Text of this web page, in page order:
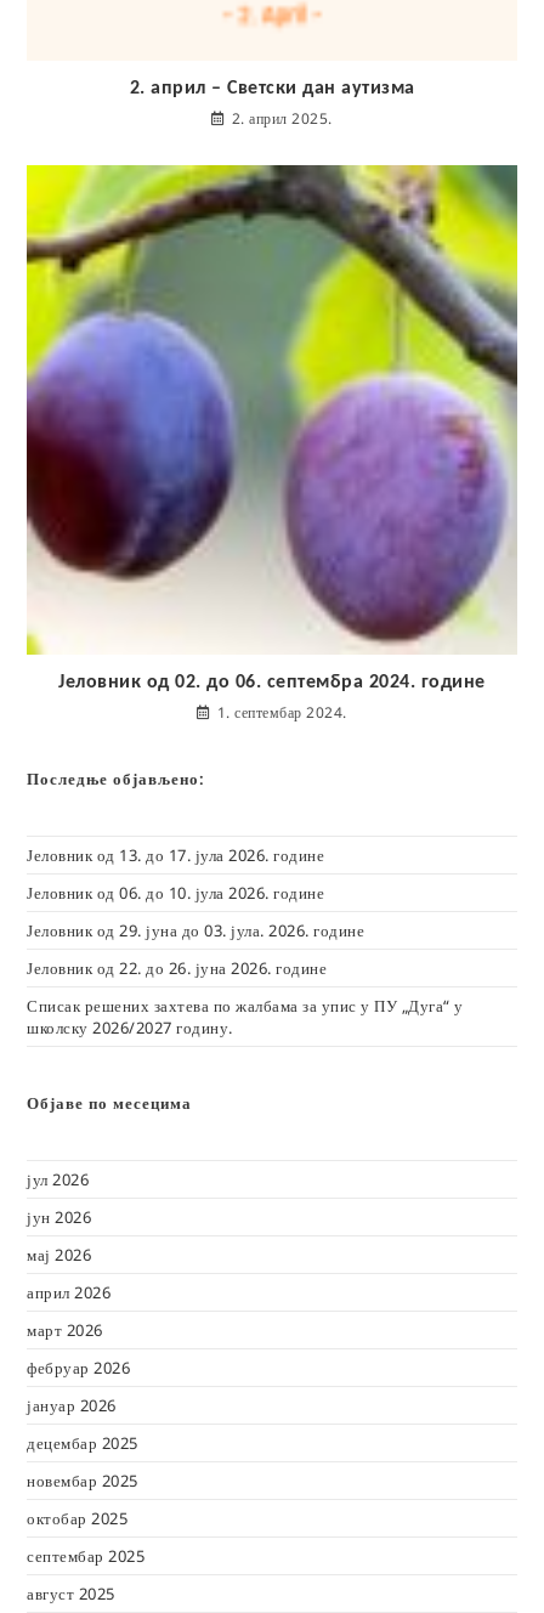
2. април – Светски дан аутизма
2. април 2025.
Јеловник од 02. до 06. септембра 2024. године
1. септембар 2024.
Последње објављено:
Јеловник од 13. до 17. јула 2026. године
Јеловник од 06. до 10. јула 2026. године
Јеловник од 29. јуна до 03. јула. 2026. године
Јеловник од 22. до 26. јуна 2026. године
Списак решених захтева по жалбама за упис у ПУ „Дуга“ у
школску 2026/2027 годину.
Објаве по месецима
јул 2026
јун 2026
мај 2026
април 2026
март 2026
фебруар 2026
јануар 2026
децембар 2025
новембар 2025
октобар 2025
септембар 2025
август 2025